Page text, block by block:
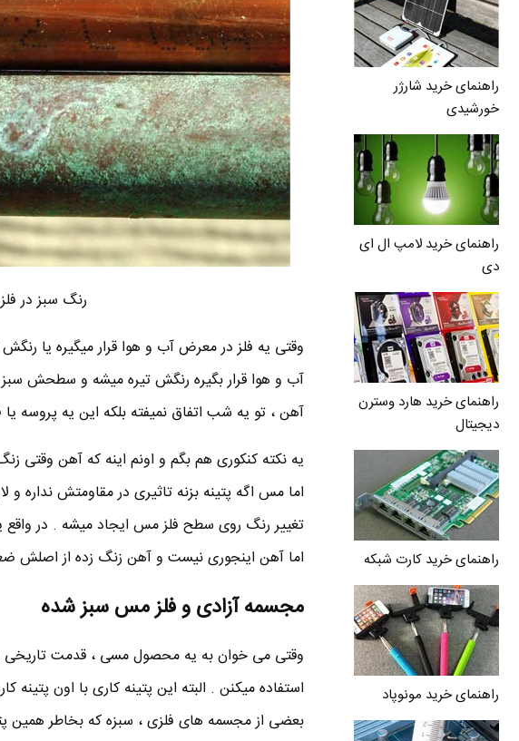
راهنمای خرید شارژر
خورشیدی
راهنمای خرید لامپ ال ای
دی
راهنمای خرید هارد وسترن
دیجیتال
راهنمای خرید کارت شبکه
راهنمای خرید مونوپاد
رنگ سبز در
وقتی یه فلز در معرض آب و هوا قرار میگیره یا
آب و هوا قرار بگیره رنگش تیره میشه و سطحش
آهن ، تو یه شب اتفاق نمیفته بلکه این یه پروسه یا
یه نکته کنکوری هم بگم و اونم اینه که آهن وقتی
اما مس اگه پتینه بزنه تاثیری در مقاومتش نداره
تغییر رنگ روی سطح فلز مس ایجاد میشه . در
اما آهن اینجوری نیست و آهن زنگ زده از اصلش
مجسمه آزادی و فلز مس سبز شده
وقتی می خوان به یه محصول مسی ، قدمت تاریخی
استفاده میکنن . البته این پتینه کاری با اون